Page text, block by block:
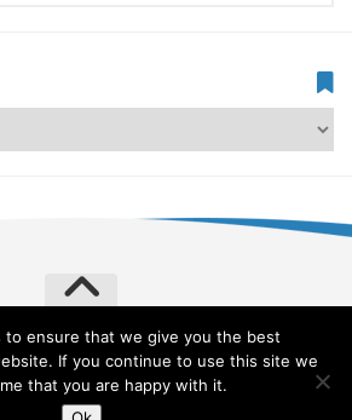
© 2026. All Rights Reserved.
byWordPress. Theme byAlx
to ensure that we give you the best
If you continue to use this site we
that you are happy with it.